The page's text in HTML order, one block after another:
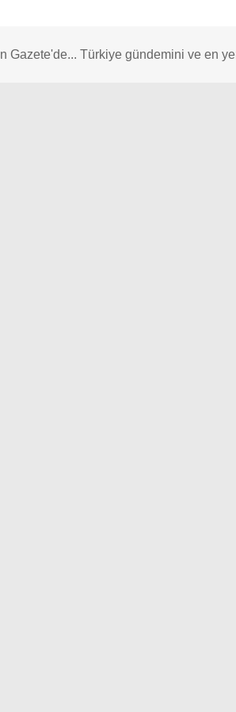
Türkiye gündemini ve en